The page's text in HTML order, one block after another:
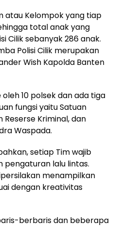
atau Kelompok yang tiap
total anak yang
Cilik sebanyak 286 anak.
Polisi Cilik merupakan
Wish Kapolda Banten
10 polsek dan ada tiga
fungsi yaitu Satuan
Reserse Kriminal, dan
Waspada.
setiap Tim wajib
pengaturan lalu lintas.
menampilkan
dengan kreativitas
berbaris dan beberapa